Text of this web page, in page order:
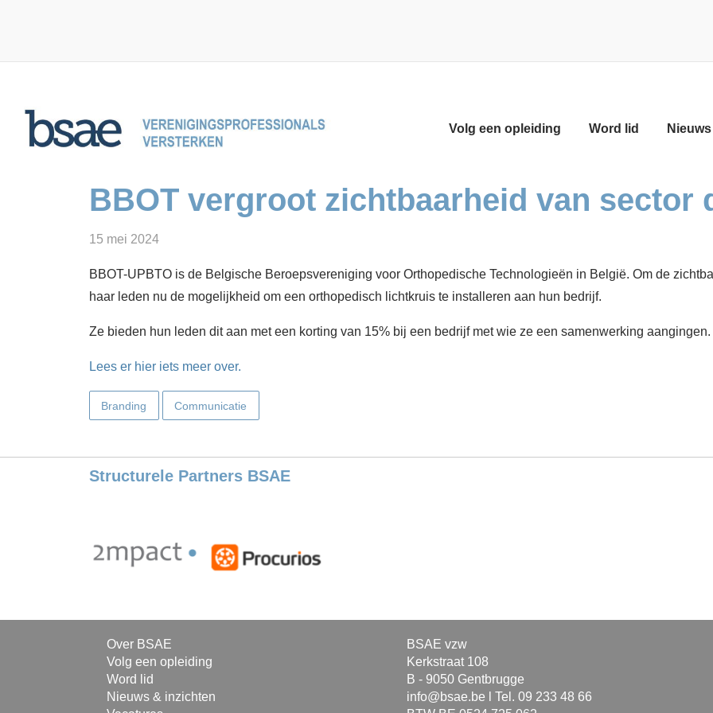
Volg een opleiding Word lid
BBOT vergroot zichtbaarheid van sector
15 mei 2024
BBOT-UPBTO is de Belgische Beroepsvereniging voor Orthopedische Technologieën in België. Om de
haar leden nu de mogelijkheid om een orthopedisch lichtkruis te installeren aan hun bedrijf.
Ze bieden hun leden dit aan met een korting van 15% bij een bedrijf met wie ze een samenwerking aangingen.
Lees er hier iets meer over.
Branding Communicatie
Structurele Partners BSAE
Over BSAE
Volg een opleiding
Word lid
Nieuws & inzichten
BSAE vzw
Kerkstraat 108
B - 9050 Gentbrugge
info@bsae.be l Tel. 09 233 48 66